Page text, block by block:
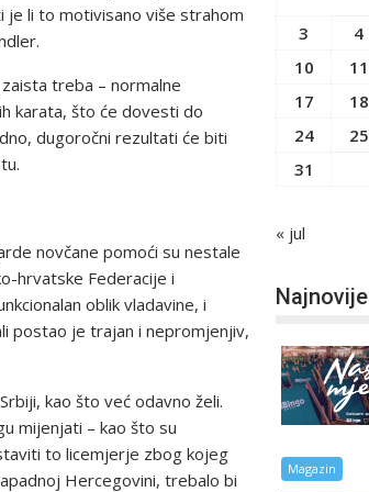
li to motivisano više strahom
treba – normalne
karata, što će dovesti do
dugoročni rezultati će biti
novčane pomoći su nestale
hrvatske Federacije i
oblik vladavine, i
postao je trajan i nepromjenjiv,
kao što već odavno želi.
mijenjati – kao što su
to licemjerje zbog kojeg
Hercegovini, trebalo bi
3
4
10
11
17
18
24
25
31
« jul
Najnovije
Magazin